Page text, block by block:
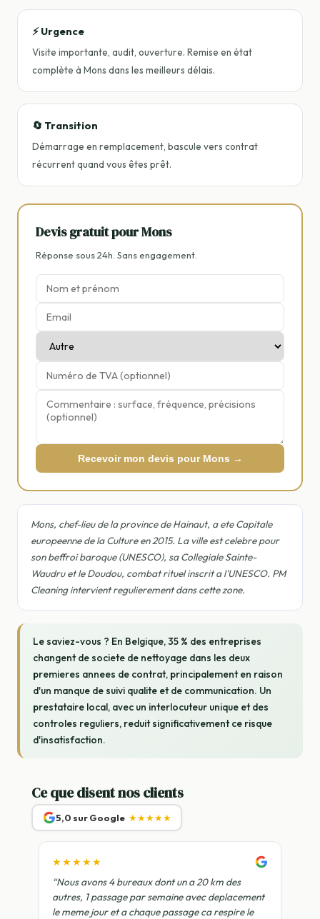
⚡ Urgence
Visite importante, audit, ouverture. Remise en état
complète à Mons dans les meilleurs délais.
🔄 Transition
Démarrage en remplacement, bascule vers contrat
récurrent quand vous êtes prêt.
Devis gratuit pour Mons
Réponse sous 24h. Sans engagement.
Recevoir mon devis pour Mons →
Mons, chef-lieu de la province de Hainaut, a ete Capitale
europeenne de la Culture en 2015. La ville est celebre pour
son beffroi baroque (UNESCO), sa Collegiale Sainte-
Waudru et le Doudou, combat rituel inscrit a l'UNESCO. PM
Cleaning intervient regulierement dans cette zone.
Le saviez-vous ? En Belgique, 35 % des entreprises
changent de societe de nettoyage dans les deux
premieres annees de contrat, principalement en raison
d'un manque de suivi qualite et de communication. Un
prestataire local, avec un interlocuteur unique et des
controles reguliers, reduit significativement ce risque
d'insatisfaction.
Ce que disent nos clients
5,0 sur Google ★★★★★
★★★★★
“Nous avons 4 bureaux dont un a 20 km des
autres, 1 passage par semaine avec deplacement
le meme jour et a chaque passage ca respire le